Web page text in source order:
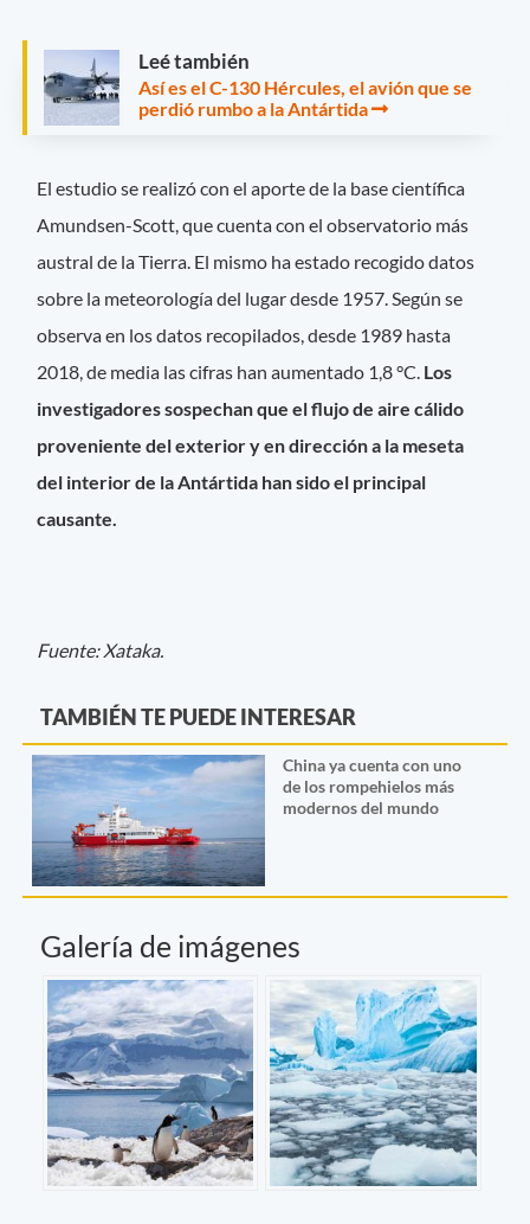
Leé también
Así es el C-130 Hércules, el avión que se
perdió rumbo a la Antártida
El estudio se realizó con el aporte de la base científica
Amundsen-Scott, que cuenta con el observatorio más
austral de la Tierra. El mismo ha estado recogido datos
sobre la meteorología del lugar desde 1957. Según se
observa en los datos recopilados, desde 1989 hasta
2018, de media las cifras han aumentado 1,8 °C. Los
investigadores sospechan que el flujo de aire cálido
proveniente del exterior y en dirección a la meseta
del interior de la Antártida han sido el principal
causante.
Fuente: Xataka.
TAMBIÉN TE PUEDE INTERESAR
China ya cuenta con uno
de los rompehielos más
modernos del mundo
Galería de imágenes